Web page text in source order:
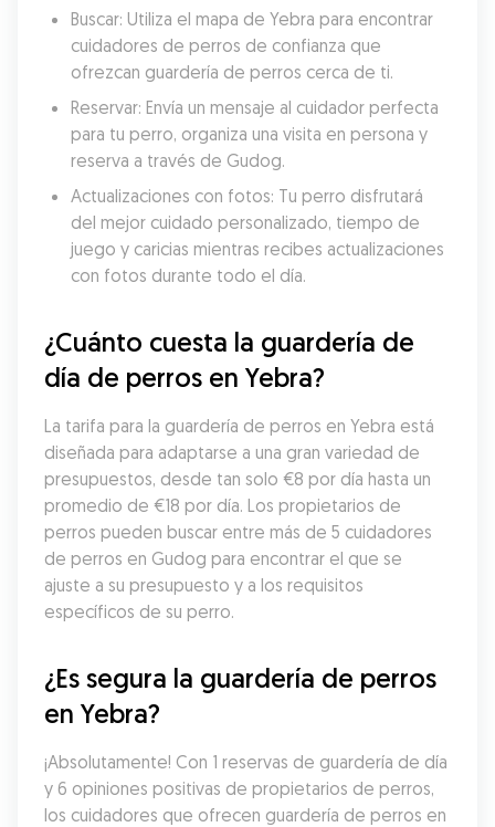
Buscar: Utiliza el mapa de Yebra para encontrar
cuidadores de perros de confianza que
ofrezcan guardería de perros cerca de ti.
Reservar: Envía un mensaje al cuidador perfecta
para tu perro, organiza una visita en persona y
reserva a través de Gudog.
Actualizaciones con fotos: Tu perro disfrutará
del mejor cuidado personalizado, tiempo de
juego y caricias mientras recibes actualizaciones
con fotos durante todo el día.
¿Cuánto cuesta la guardería de
día de perros en Yebra?
La tarifa para la guardería de perros en Yebra está
diseñada para adaptarse a una gran variedad de
presupuestos, desde tan solo €8 por día hasta un
promedio de €18 por día. Los propietarios de
perros pueden buscar entre más de 5 cuidadores
de perros en Gudog para encontrar el que se
ajuste a su presupuesto y a los requisitos
específicos de su perro.
¿Es segura la guardería de perros
en Yebra?
¡Absolutamente! Con 1 reservas de guardería de día
y 6 opiniones positivas de propietarios de perros,
los cuidadores que ofrecen guardería de perros en